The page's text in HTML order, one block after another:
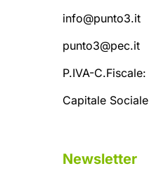
info@punto3.it
punto3@pec.it
P.IVA-
Capitale
Newsletter